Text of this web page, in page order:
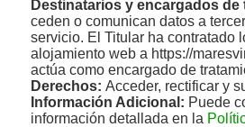
Destinatarios y encargados de
ceden o comunican datos a
servicio. El Titular ha contratado
alojamiento web a https://
actúa como encargado de
Derechos: Acceder, rectificar y
Información Adicional: Puede
información detallada en la